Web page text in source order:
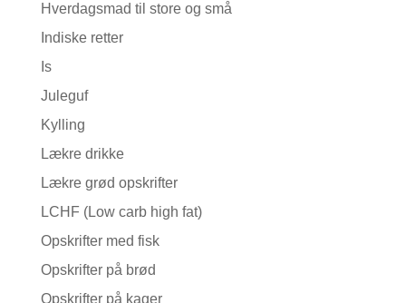
Hverdagsmad til store og små
Indiske retter
Is
Juleguf
Kylling
Lækre drikke
Lækre grød opskrifter
LCHF (Low carb high fat)
Opskrifter med fisk
Opskrifter på brød
Opskrifter på kager